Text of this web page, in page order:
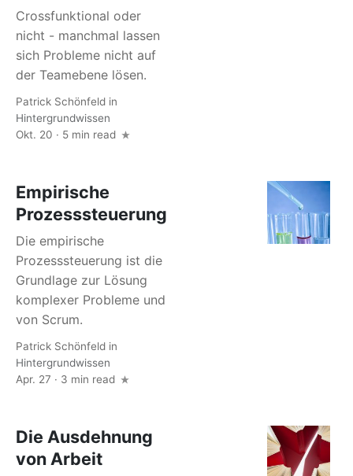
Crossfunktional oder
nicht - manchmal lassen
sich Probleme nicht auf
der Teamebene lösen.
Patrick Schönfeld in
Hintergrundwissen
Okt. 20 · 5 min read
Empirische
Prozesssteuerung
Die empirische
Prozesssteuerung ist die
Grundlage zur Lösung
komplexer Probleme und
von Scrum.
Patrick Schönfeld in
Hintergrundwissen
Apr. 27 · 3 min read
Die Ausdehnung
von Arbeit